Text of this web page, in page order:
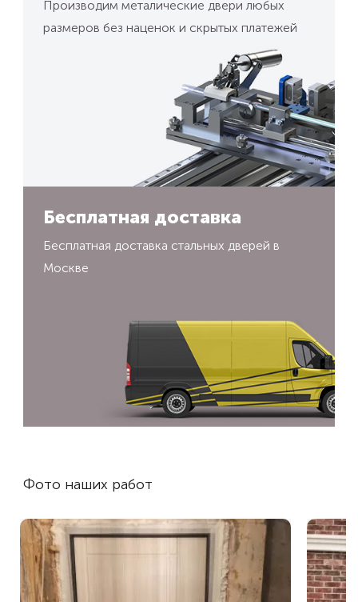
Производим металические двери любых
размеров без наценок и скрытых платежей
Бесплатная доставка
Бесплатная доставка стальных дверей в
Москве
Фото наших работ